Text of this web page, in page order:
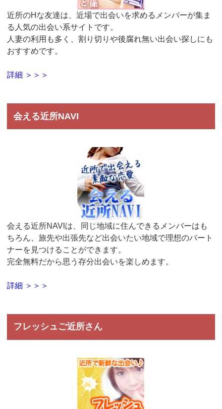
近所のHな友達は、近場で出会いを求めるメンバーが集ま
る人気の出会い系サイトです。
人妻の利用も多く、割り切りや後腐れ無い出会い探しにも
おすすめです。
詳細 ＞＞＞
会える近所NAVI
会える近所NAVIは、同じ地域に住んできるメンバーはも
ちろん、旅先や出張先など出会いたい地域で理想のパート
ナーを見つけることができます。
完全無料だから思う存分出会いを楽しめます。
詳細 ＞＞＞
フレッシュご近所さん